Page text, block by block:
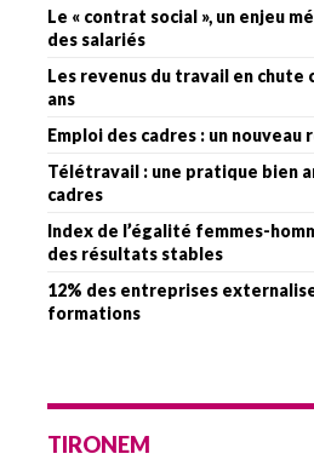
Le « contrat social », un enjeu
des salariés
Les revenus du travail en chute
ans
Emploi des cadres : un nouveau
Télétravail : une pratique bien
cadres
Index de l’égalité femmes-
des résultats stables
12% des entreprises
formations
TIRONEM